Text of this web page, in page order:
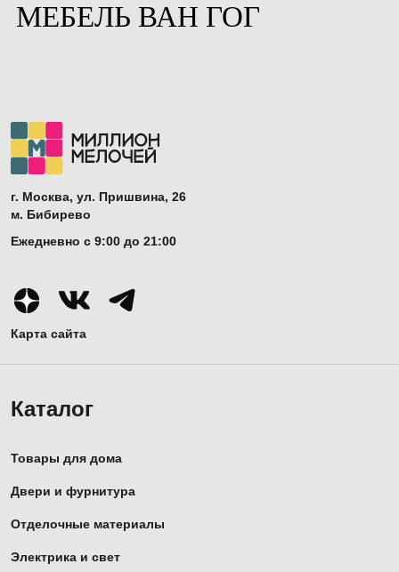
МЕБЕЛЬ ВАН ГОГ
г. Москва, ул. Пришвина, 26
м. Бибирево
Ежедневно с 9:00 до 21:00
Карта сайта
Каталог
Товары для дома
Двери и фурнитура
Отделочные материалы
Электрика и свет